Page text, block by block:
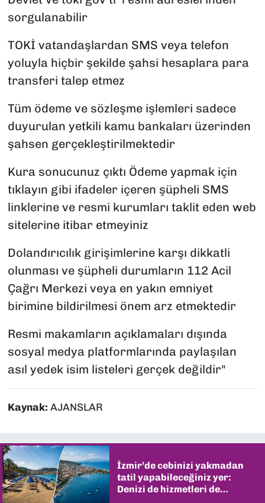
sorgulanabilir
TOKİ vatandaşlardan SMS veya telefon
yoluyla hiçbir şekilde şahsi hesaplara para
transferi talep etmez
Tüm ödeme ve sözleşme işlemleri sadece
duyurulan yetkili kamu bankaları üzerinden
şahsen gerçekleştirilmektedir
Kura sonucunuz çıktı Ödeme yapmak için
tıklayın gibi ifadeler içeren şüpheli SMS
linklerine ve resmi kurumları taklit eden web
sitelerine itibar etmeyiniz
Dolandırıcılık girişimlerine karşı dikkatli
olunması ve şüpheli durumların 112 Acil
Çağrı Merkezi veya en yakın emniyet
birimine bildirilmesi önem arz etmektedir
Resmi makamların açıklamaları dışında
sosyal medya platformlarında paylaşılan
asıl yedek isim listeleri gerçek değildir"
Kaynak: AJANSLAR
İzmir’de cebinizi yakmadan
tatil yapabileceğiniz yer:
Denizi de hizmetleri de